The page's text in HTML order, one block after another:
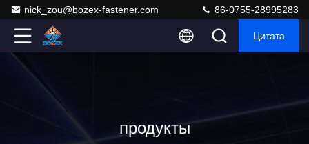
nick_zou@bozex-fastener.com 86-0755-28995283
Цитата
продукты